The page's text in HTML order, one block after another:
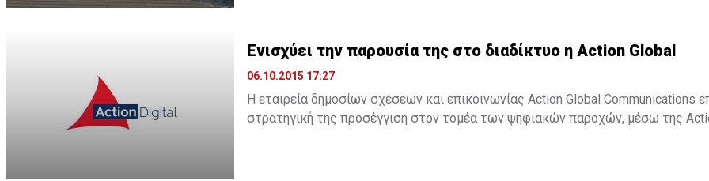
Ενισχύει την παρουσία της στο διαδίκτυο η Action Global
06.10.2015 17:27
Η εταιρεία δημοσίων σχέσεων και επικοινωνίας Action Global Communications
στρατηγική της προσέγγιση στον τομέα των ψηφιακών παροχών, μέσω της